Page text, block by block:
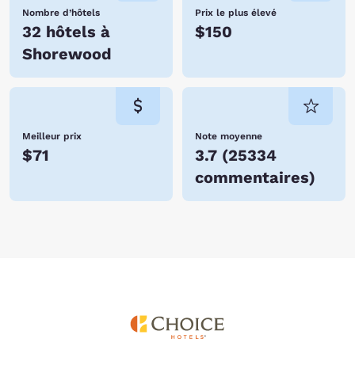
Nombre d’hôtels
32 hôtels à
Shorewood
Prix le plus élevé
$150
Meilleur prix
$71
Note moyenne
3.7 (25334
commentaires)